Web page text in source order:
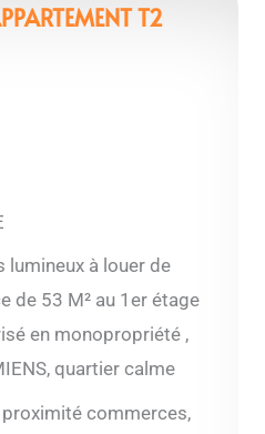
T2
lumineux à louer de
de 53 M² au 1er étage
en monopropriété ,
quartier calme
commerces,